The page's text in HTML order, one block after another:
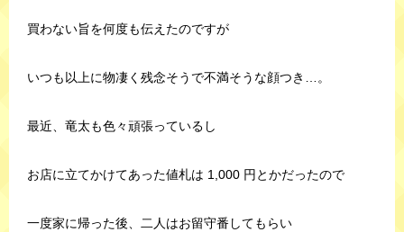
買わない旨を何度も伝えたのですが
いつも以上に物凄く残念そうで不満そうな顔つき…。
最近、竜太も色々頑張っているし
お店に立てかけてあった値札は 1,000 円とかだったので
一度家に帰った後、二人はお留守番してもらい